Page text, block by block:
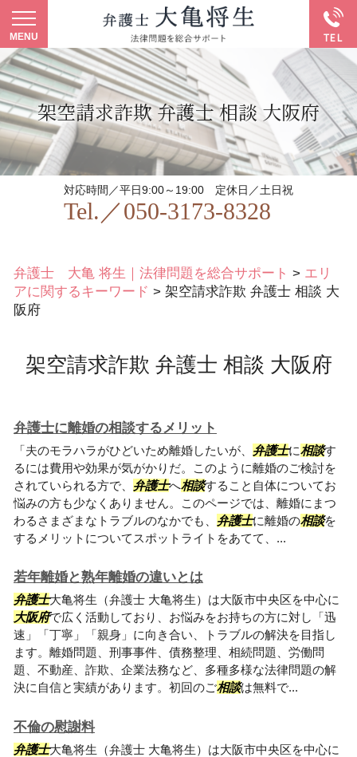
架空請求詐欺 弁護士 相談 大阪府
対応時間／平日9:00～19:00 定休日／土日祝
Tel.／050-3173-8328
弁護士 大亀 将生｜法律問題を総合サポート > エリ
アに関するキーワード > 架空請求詐欺 弁護士 相談 大
阪府
架空請求詐欺 弁護士 相談 大阪府
弁護士に離婚の相談するメリット
「夫のモラハラがひどいため離婚したいが、 弁護士に相談す
るには費用や効果が気がかりだ。このように離婚のご検討を
されていられる方で、 弁護士へ相談すること自体についてお
悩みの方も少なくありません。このページでは、離婚にまつ
わるさまざまなトラブルのなかでも、 弁護士に離婚の相談を
するメリットについてスポットライトをあてて、...
若年離婚と熟年離婚の違いとは
弁護士大亀将生（弁護士 大亀将生）は大阪市中央区を中心に
大阪府で広く活動しており、お悩みをお持ちの方に対し「迅
速」「丁寧」「親身」に向き合い、トラブルの解決を目指し
ます。離婚問題、刑事事件、債務整理、相続問題、労働問
題、不動産、詐欺、企業法務など、多種多様な法律問題の解
決に自信と実績があります。初回のご相談は無料で...
不倫の慰謝料
弁護士大亀将生（弁護士 大亀将生）は大阪市中央区を中心に